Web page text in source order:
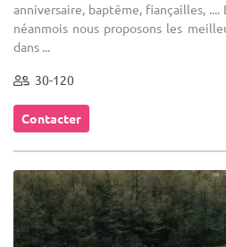
anniversaire, baptême, fiançailles,
néanmois nous proposons les
dans ...
30-120
Contacter